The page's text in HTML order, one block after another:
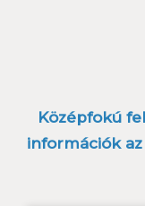
Középfokú
információk